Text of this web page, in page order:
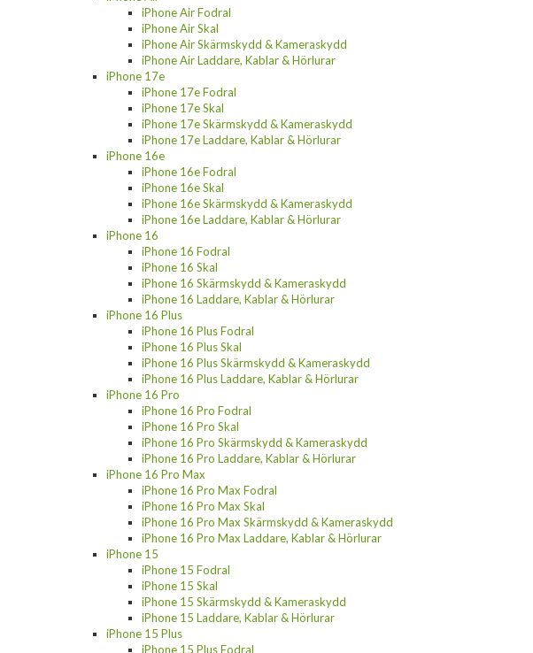
iPhone Air Fodral
iPhone Air Skal
iPhone Air Skärmskydd & Kameraskydd
iPhone Air Laddare, Kablar & Hörlurar
iPhone 17e
iPhone 17e Fodral
iPhone 17e Skal
iPhone 17e Skärmskydd & Kameraskydd
iPhone 17e Laddare, Kablar & Hörlurar
iPhone 16e
iPhone 16e Fodral
iPhone 16e Skal
iPhone 16e Skärmskydd & Kameraskydd
iPhone 16e Laddare, Kablar & Hörlurar
iPhone 16
iPhone 16 Fodral
iPhone 16 Skal
iPhone 16 Skärmskydd & Kameraskydd
iPhone 16 Laddare, Kablar & Hörlurar
iPhone 16 Plus
iPhone 16 Plus Fodral
iPhone 16 Plus Skal
iPhone 16 Plus Skärmskydd & Kameraskydd
iPhone 16 Plus Laddare, Kablar & Hörlurar
iPhone 16 Pro
iPhone 16 Pro Fodral
iPhone 16 Pro Skal
iPhone 16 Pro Skärmskydd & Kameraskydd
iPhone 16 Pro Laddare, Kablar & Hörlurar
iPhone 16 Pro Max
iPhone 16 Pro Max Fodral
iPhone 16 Pro Max Skal
iPhone 16 Pro Max Skärmskydd & Kameraskydd
iPhone 16 Pro Max Laddare, Kablar & Hörlurar
iPhone 15
iPhone 15 Fodral
iPhone 15 Skal
iPhone 15 Skärmskydd & Kameraskydd
iPhone 15 Laddare, Kablar & Hörlurar
iPhone 15 Plus
iPhone 15 Plus Fodral